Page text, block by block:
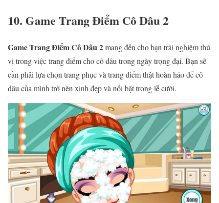
10. Game Trang Điểm Cô Dâu 2
Game Trang Điểm Cô Dâu 2mang đến cho bạn trải nghiệm thú
vị trong việc trang điểm cho cô dâu trong ngày trọng đại. Bạn sẽ
cần phải lựa chọn trang phục và trang điểm thật hoàn hảo để cô
dâu của mình trở nên xinh đẹp và nổi bật trong lễ cưới.